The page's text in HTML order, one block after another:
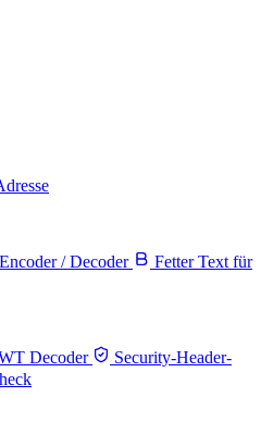
/ Decoder
Fetter Text für
Decoder
Security-Header-